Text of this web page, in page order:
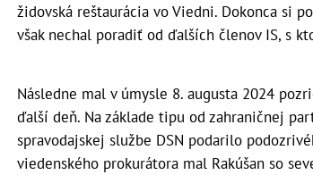
židovská reštaurácia vo Viedni. Dokonca si
však nechal poradiť od ďalších členov IS, s
Následne mal v úmysle 8. augusta 2024
ďalší deň. Na základe tipu od zahraničnej
spravodajskej službe DSN podarilo
viedenského prokurátora mal Rakúšan so